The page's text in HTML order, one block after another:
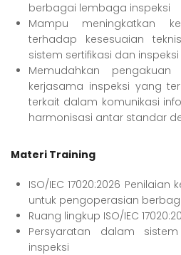
berbagai lembaga inspeksi
Mampu meningkatkan
terhadap kesesuaian
sistem sertifikasi dan inspeksi
Memudahkan
kerjasama inspeksi yang
terkait dalam komunikasi
harmonisasi antar standar
Materi Training
ISO/IEC 17020:2026
untuk pengoperasian
Ruang lingkup ISO/IEC
Persyaratan dalam
inspeksi